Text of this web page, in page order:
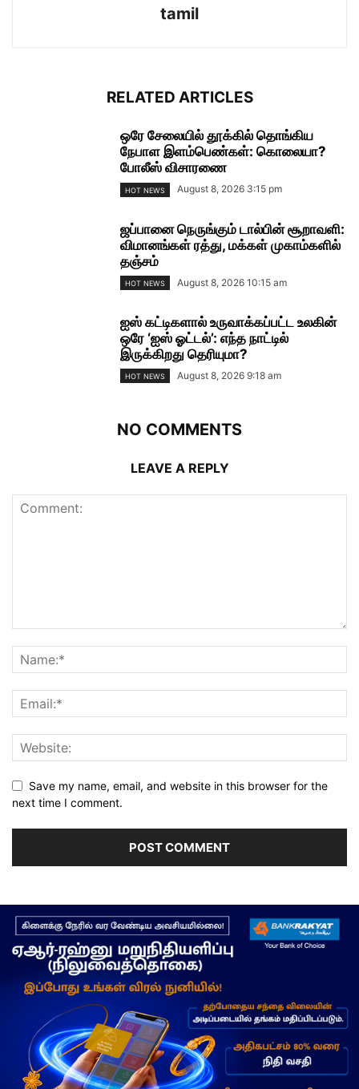
tamil
RELATED ARTICLES
ஒரே சேலையில் தூக்கில் தொங்கிய
நேபாள இளம்பெண்கள்: கொலையா?
போலீஸ் விசாரணை
HOT NEWS August 8, 2026 3:15 pm
ஜப்பானை நெருங்கும் டால்பின் சூறாவளி:
விமானங்கள் ரத்து, மக்கள் முகாம்களில்
தஞ்சம்
HOT NEWS August 8, 2026 10:15 am
ஐஸ் கட்டிகளால் உருவாக்கப்பட்ட உலகின்
ஒரே ‘ஐஸ் ஓட்டல்’: எந்த நாட்டில்
இருக்கிறது தெரியுமா?
HOT NEWS August 8, 2026 9:18 am
NO COMMENTS
LEAVE A REPLY
Save my name, email, and website in this browser for the
next time I comment.